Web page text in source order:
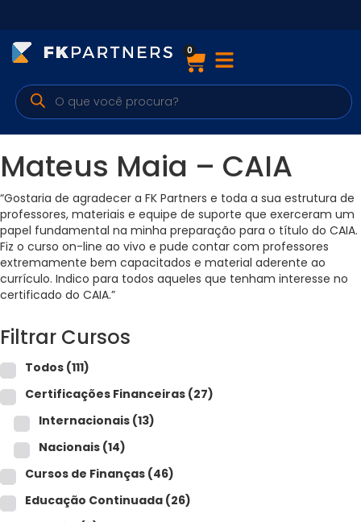
Cursos
Preparatórios Nacionais
Internacionais
Finanças & Edu. Continuada
Por atuação
Navegação
Para empresas
PORTAL EAD
0
Mateus Maia – CAIA
“Gostaria de agradecer a FK Partners e toda a sua estrutura de
professores, materiais e equipe de suporte que exerceram um
papel fundamental na minha preparação para o título do CAIA.
Fiz o curso on-line ao vivo e pude contar com professores
extremamente bem capacitados e material aderente ao
currículo. Indico para todos aqueles que tenham interesse no
certificado do CAIA.”
Filtrar Cursos
Todos (111)
Certificações Financeiras (27)
Internacionais (13)
Nacionais (14)
Cursos de Finanças (46)
Educação Continuada (26)